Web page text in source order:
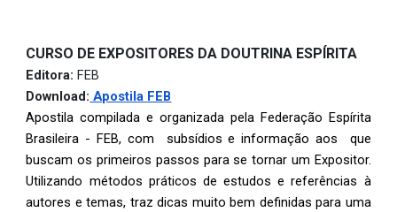
CURSO DE EXPOSITORES DA DOUTRINA ESPÍRITA
Editora:FEB
Download: Apostila FEB
Apostila compilada e organizada pela Federação Espírita
Brasileira - FEB, com subsídios e informação aos que
buscam os primeiros passos para se tornar um Expositor.
Utilizando métodos práticos de estudos e referências à
autores e temas, traz dicas muito bem definidas para uma